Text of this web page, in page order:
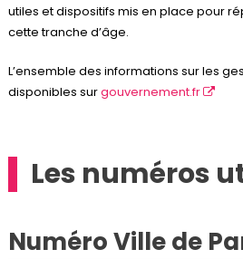
utiles et dispositifs mis en place pour
cette tranche d’âge.
L’ensemble des informations sur les
disponibles surgouvernement.fr
Les numéros
Numéro Ville de